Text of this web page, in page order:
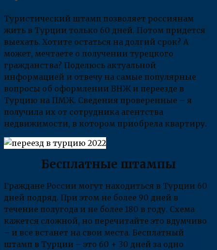
Туристический штамп позволяет россиянам
жить в Турции только 60 дней. Потом придется
выехать. Хотите остаться на долгий срок? А
может, мечтаете о получении турецкого
гражданства? Поделюсь актуальной
информацией и отвечу на самые популярные
вопросы об оформлении ВНЖ и переезде в
Турцию на ПМЖ. Сведения проверенные – я
получила их от сотрудника агентства
недвижимости, в котором приобрела квартиру.
Бесплатные штампы
Граждане России могут находиться в Турции 60
дней подряд. При этом не более 90 дней в
течение полугода и не более 180 в году. Схема
кажется сложной, но перечитайте это вдумчиво
– и все встанет на свои места. Бесплатный
штамп в Турции – это 60 + 30 дней за одно